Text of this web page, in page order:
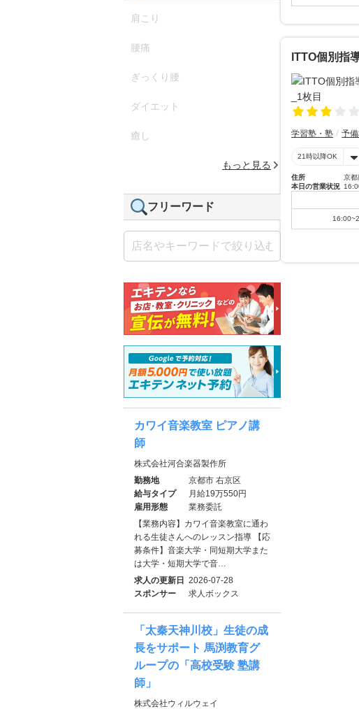
ITTO個別指
学習塾・塾 予
21時以降OK
住所
京都
本日の営業状況
肩こり
腰痛
ぎっくり腰
ダイエット
癒し
もっと見る
フリーワード
カワイ音楽教室 ピアノ講
師
株式会社河合楽器製作所
勤務地
京都市 右京区
給与タイプ
月給19万550円
雇用形態
業務委託
【業務内容】カワイ音楽教室に通わ
れる生徒さんへのレッスン指導 【応
募条件】音楽大学・同短期大学また
は大学・短期大学で音…
求人の更新日 2026-07-28
スポンサー
求人ボックス
「太秦天神川校」生徒の成
長をサポート 馬渕教育グ
ループの「高校受験 塾講
師」
株式会社ウィルウェイ